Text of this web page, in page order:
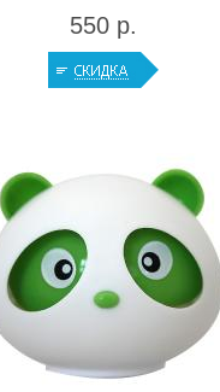
550 р.